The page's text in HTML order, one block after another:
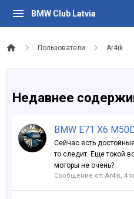
BMW Club Latvia
Пользователи Ar4ik
Недавнее
BMW E71 X6
Сейчас есть
то следит. Еще токой
моторы не очень?
Сообщение от: Ar4ik, 4